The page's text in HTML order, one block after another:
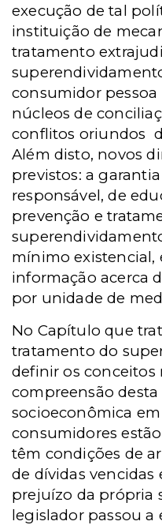
execução de tal
instituição de
tratamento
consumidor
núcleos de
conflitos oriundos
Além disto, novos
previstos: a
responsável, de
prevenção e
mínimo existencial,
informação acerca
por unidade de
No Capítulo que
tratamento do
definir os conceitos
compreensão
socioeconômica
consumidores
têm condições de
de dívidas vencidas
prejuízo da própria
legislador passou a